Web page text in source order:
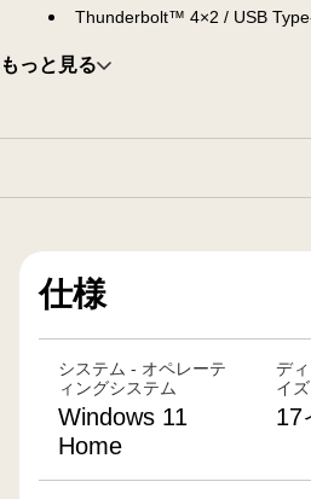
Thunderbolt™ 4×2 / USB
もっと見る
仕様
システム - オペレーテ
ィングシステム
Windows 11
Home
デ
イズ
17